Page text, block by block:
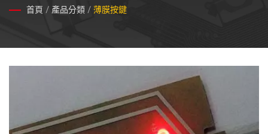
膜控制面版 / 益怡的薄膜按鍵所使用材料及零件在生產的每一步驟
首頁 / 產品分類 / 薄膜按鍵